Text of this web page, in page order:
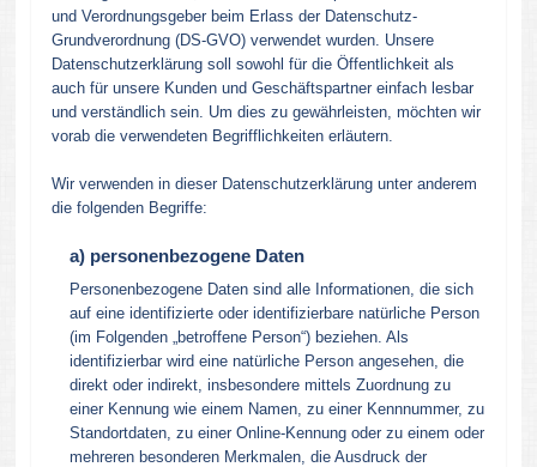
und Verordnungsgeber beim Erlass der Datenschutz-
Grundverordnung (DS-GVO) verwendet wurden. Unsere
Datenschutzerklärung soll sowohl für die Öffentlichkeit als
auch für unsere Kunden und Geschäftspartner einfach lesbar
und verständlich sein. Um dies zu gewährleisten, möchten wir
vorab die verwendeten Begrifflichkeiten erläutern.
Wir verwenden in dieser Datenschutzerklärung unter anderem
die folgenden Begriffe:
a) personenbezogene Daten
Personenbezogene Daten sind alle Informationen, die sich
auf eine identifizierte oder identifizierbare natürliche Person
(im Folgenden „betroffene Person“) beziehen. Als
identifizierbar wird eine natürliche Person angesehen, die
direkt oder indirekt, insbesondere mittels Zuordnung zu
einer Kennung wie einem Namen, zu einer Kennnummer, zu
Standortdaten, zu einer Online-Kennung oder zu einem oder
mehreren besonderen Merkmalen, die Ausdruck der